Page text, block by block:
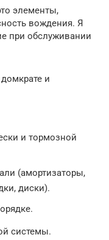
элементы,
вождения. Я
при обслуживании
и
и тормозной
(амортизаторы,
диски).
системы.